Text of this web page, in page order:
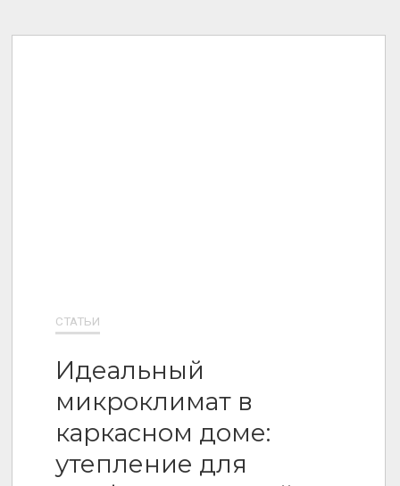
СТАТЬИ
Идеальный
микроклимат в
каркасном доме:
утепление для